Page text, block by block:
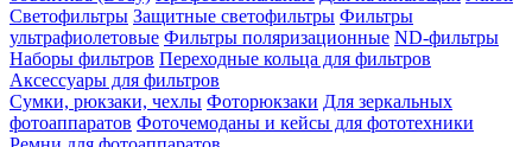
Светофильтры Защитные светофильтры Фильтры
ультрафиолетовые Фильтры поляризационные ND-фильтры
Наборы фильтров Переходные кольца для фильтров
Аксессуары для фильтров
Сумки, рюкзаки, чехлы Фоторюкзаки Для зеркальных
фотоаппаратов Фоточемоданы и кейсы для фототехники